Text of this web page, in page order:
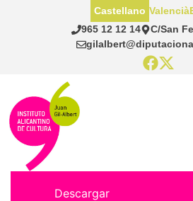
965 12 12 14
C/San
Castellano Valencià
Descargar